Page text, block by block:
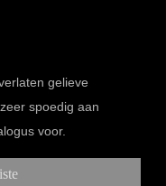
gelieve
spoedig aan
voor.